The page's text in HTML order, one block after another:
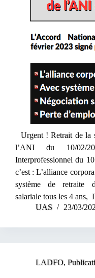
Urgent ! Retrait de la
l’ANI du 10/02/
Interprofessionnel du
c’est : L’alliance
système de retraite
salariale tous les 4 ans,
UAS
23/03/
LADFO,